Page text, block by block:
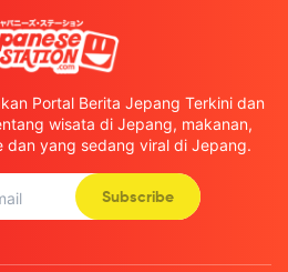
Portal Berita Jepang Terkini dan
wisata di Jepang, makanan,
yang sedang viral di Jepang.
Subscribe